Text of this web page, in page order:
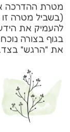
מטרת ההדרכה
(בשביל מטרה זו
להעמיק את
בגוף בצורה
את "הרגש" בצד.